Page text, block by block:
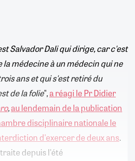
Salvador Dali qui dirige, car c'est
médecine à un médecin qui ne
ans et qui s'est retiré du
de la folie",a réagi le Pr Didier
,au lendemain de la publication
disciplinaire nationale le
d'exercer de deux ans.
depuis l'été